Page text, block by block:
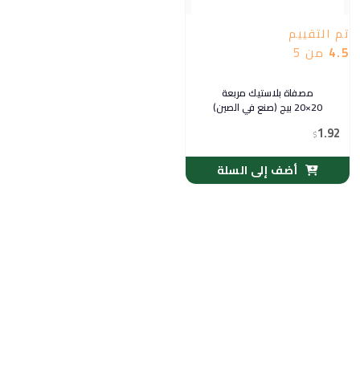
تم التقييم
4.5 من 5
مصفاة بلاستيك مربعة
20×20 بيج (صنع في الصين)
$1.92
أضف إلى السلة